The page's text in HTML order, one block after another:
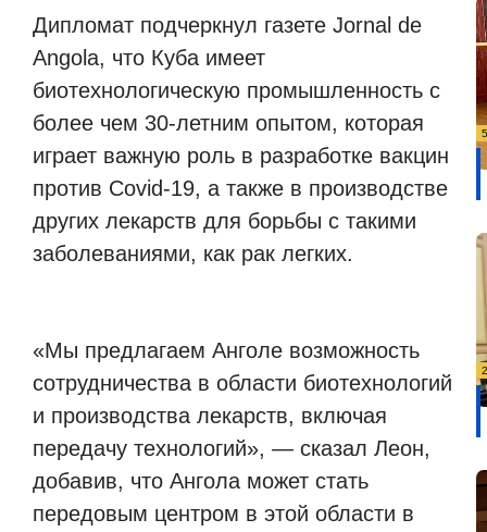
Дипломат подчеркнул газете Jornal de
Angola, что Куба имеет
биотехнологическую промышленность с
более чем 30-летним опытом, которая
играет важную роль в разработке вакцин
против Covid-19, а также в производстве
других лекарств для борьбы с такими
заболеваниями, как рак легких.
«Мы предлагаем Анголе возможность
сотрудничества в области биотехнологий
и производства лекарств, включая
передачу технологий», — сказал Леон,
добавив, что Ангола может стать
передовым центром в этой области в